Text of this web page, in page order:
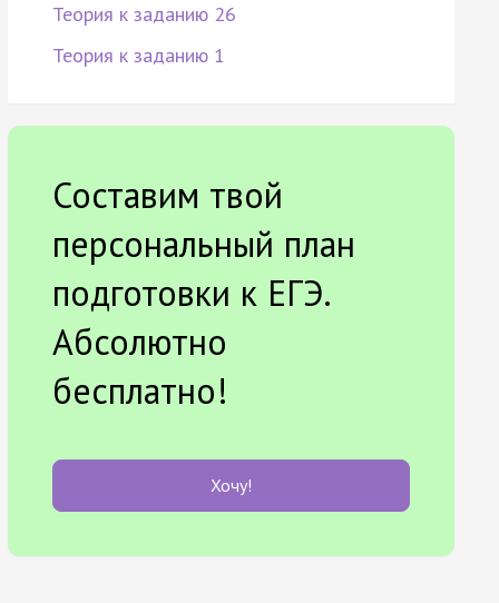
Теория к заданию 26
Теория к заданию 1
Составим твой
персональный план
подготовки к ЕГЭ.
Абсолютно
бесплатно!
Хочу!